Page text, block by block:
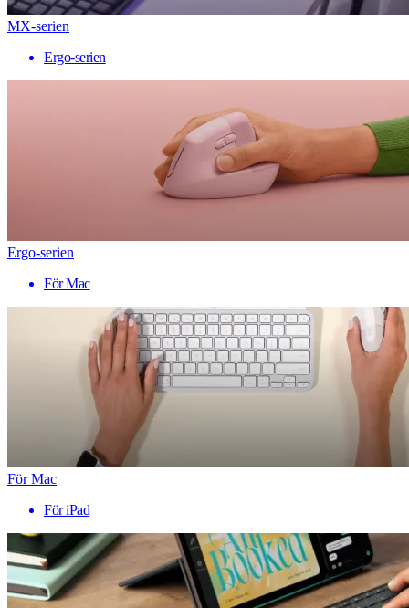
MX-serien
Ergo-serien
Ergo-serien
För Mac
För Mac
För iPad